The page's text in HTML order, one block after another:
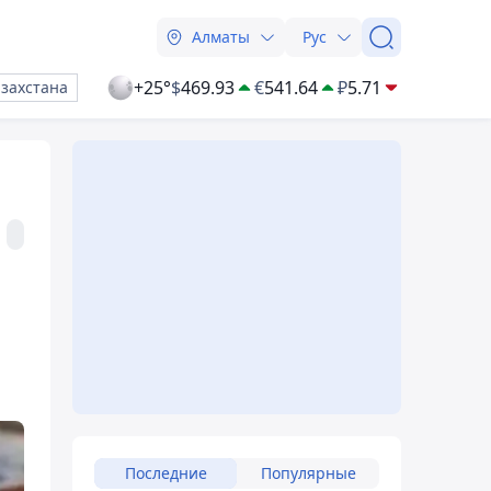
Алматы Рус
+25°$469.93 €541.64 ₽5.71
Последние Популярные